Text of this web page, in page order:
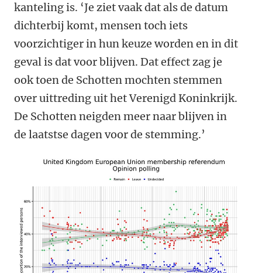
kanteling is. ‘Je ziet vaak dat als de datum
dichterbij komt, mensen toch iets
voorzichtiger in hun keuze worden en in dit
geval is dat voor blijven. Dat effect zag je
ook toen de Schotten mochten stemmen
over uittreding uit het Verenigd Koninkrijk.
De Schotten neigden meer naar blijven in
de laatstse dagen voor de stemming.’